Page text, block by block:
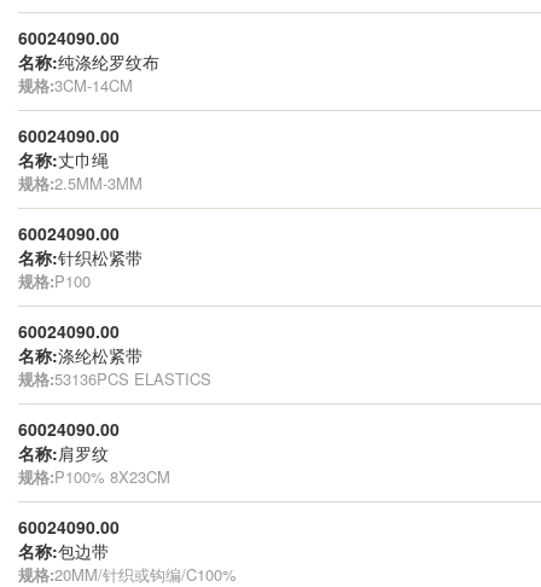
60024090.00
名称:纯涤纶罗纹布
规格:3CM-14CM
60024090.00
名称:丈巾绳
规格:2.5MM-3MM
60024090.00
名称:针织松紧带
规格:P100
60024090.00
名称:涤纶松紧带
规格:53136PCS ELASTICS
60024090.00
名称:肩罗纹
规格:P100% 8X23CM
60024090.00
名称:包边带
规格:20MM/针织或钩编/C100%